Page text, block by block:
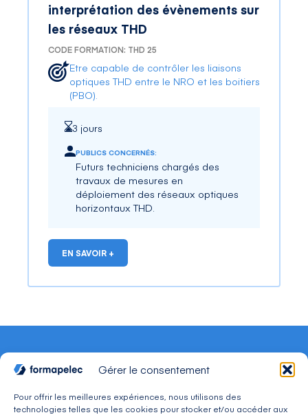
Gérer le consentement
Pour offrir les meilleures expériences, nous utilisons des
technologies telles que les cookies pour stocker et/ou accéder aux
interprétation des évènements sur
les réseaux THD
CODE FORMATION: THD 25
Etre capable de contrôler les liaisons
optiques THD entre le NRO et les boitiers
(PBO).
3 jours
PUBLICS CONCERNÉS:
Futurs techniciens chargés des
travaux de mesures en
déploiement des réseaux optiques
horizontaux THD.
EN SAVOIR +
CONTACT